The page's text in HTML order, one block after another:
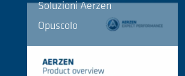
Soluzioni Aerzen
Opuscolo